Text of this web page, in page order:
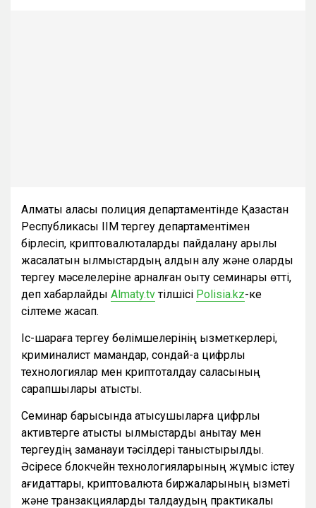
Алматы қаласы полиция департаментінде Қазақстан
Республикасы ІІМ тергеу департаментімен
бірлесіп, криптовалюталарды пайдалану арқылы
жасалатын қылмыстардың алдын алу және оларды
тергеу мәселелеріне арналған оқыту семинары өтті,
деп хабарлайды Аlmaty.tvтілшісі Polisia.kz-ке
сілтеме жасап.
Іс-шараға тергеу бөлімшелерінің қызметкерлері,
криминалист мамандар, сондай-ақ цифрлық
технологиялар мен криптоталдау саласының
сарапшылары қатысты.
Семинар барысында қатысушыларға цифрлық
активтерге қатысты қылмыстарды анықтау мен
тергеудің заманауи тәсілдері таныстырылды.
Әсіресе блокчейн технологияларының жұмыс істеу
қағидаттары, криптовалюта биржаларының қызметі
және транзакцияларды талдаудың практикалық